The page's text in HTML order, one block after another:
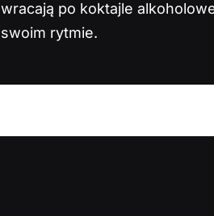
wracają po koktajle
swoim rytmie.